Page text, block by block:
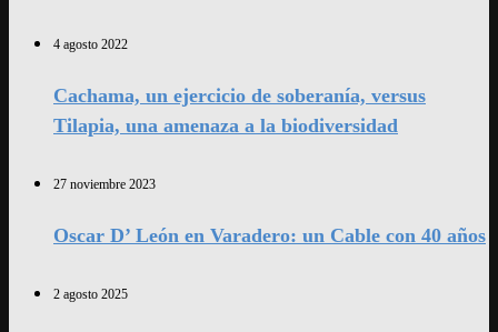
4 agosto 2022
Cachama, un ejercicio de soberanía, versus
Tilapia, una amenaza a la biodiversidad
27 noviembre 2023
Oscar D’ León en Varadero: un Cable con 40 años
2 agosto 2025